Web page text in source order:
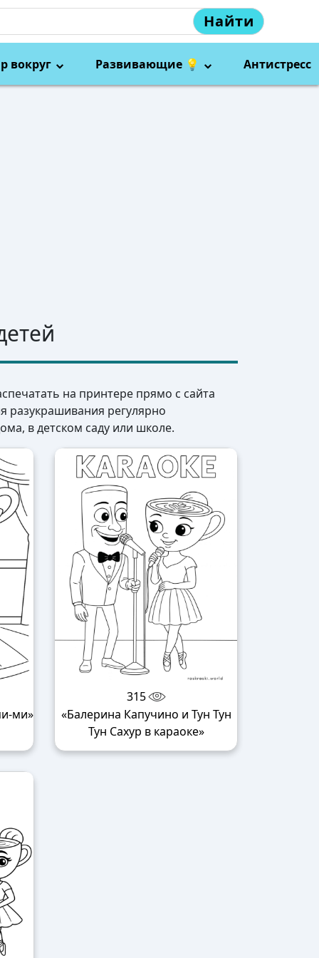
Найти
вокруг Развивающие 💡 Антистресс
на принтере прямо с сайта
разукрашивания регулярно
в детском саду или школе.
ми»
315
«Балерина Капучино и Тун Тун
Тун Сахур в караоке»